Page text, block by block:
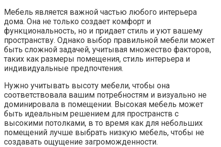
Мебель является важной частью любого интерьера
дома. Она не только создает комфорт и
функциональность, но и придает стиль и уют вашему
пространству. Однако выбор правильной мебели может
быть сложной задачей, учитывая множество факторов,
таких как размеры помещения, стиль интерьера и
индивидуальные предпочтения.
Нужно учитывать высоту мебели, чтобы она
соответствовала вашим потребностям и визуально не
доминировала в помещении. Высокая мебель может
быть идеальным решением для пространств с
высокими потолками, в то время как для небольших
помещений лучше выбрать низкую мебель, чтобы не
создавать ощущение загроможденности.